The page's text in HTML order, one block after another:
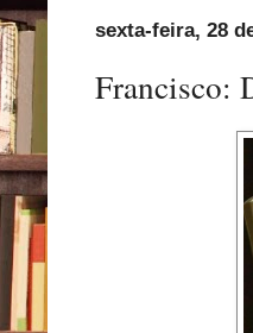
sexta-feira, 28
Francisco: